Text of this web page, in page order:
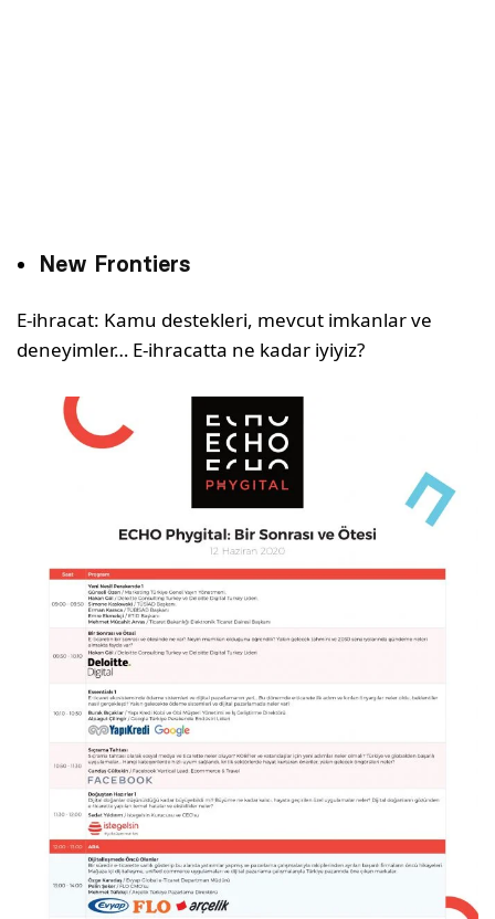
New Frontiers
E-ihracat: Kamu destekleri, mevcut imkanlar ve
deneyimler… E-ihracatta ne kadar iyiyiz?